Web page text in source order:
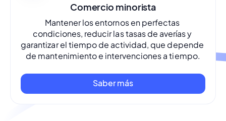
Comercio minorista
Mantener los entornos en perfectas
condiciones, reducir las tasas de averías y
garantizar el tiempo de actividad, que depende
de mantenimiento e intervenciones a tiempo.
Saber más